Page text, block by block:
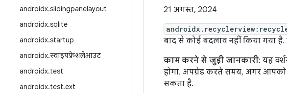
androidx.slidingpanelayout
androidx.sqlite
androidx.startup
androidx.स्वाइपफ़्रेशलेआउट
androidx.test
androidx.test.ext
21 अगस्त, 2024
बाद से कोई बदलाव नहीं किया गया
काम करने से जुड़ी जानकारी: यह
होगा. अपग्रेड करते समय, अगर आपको
सकता है.